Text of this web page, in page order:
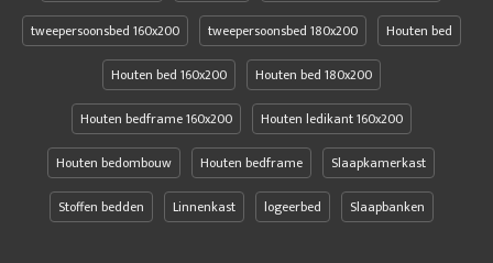
tweepersoonsbed 160x200
tweepersoonsbed 180x200
Houten bed
Houten bed 160x200
Houten bed 180x200
Houten bedframe 160x200
Houten ledikant 160x200
Houten bedombouw
Houten bedframe
Slaapkamerkast
Stoffen bedden
Linnenkast logeerbed Slaapbanken